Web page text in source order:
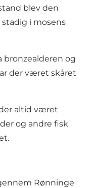
blev den
i mosens
bronzealderen og
der været skåret
altid været
og andre fisk
Rønninge